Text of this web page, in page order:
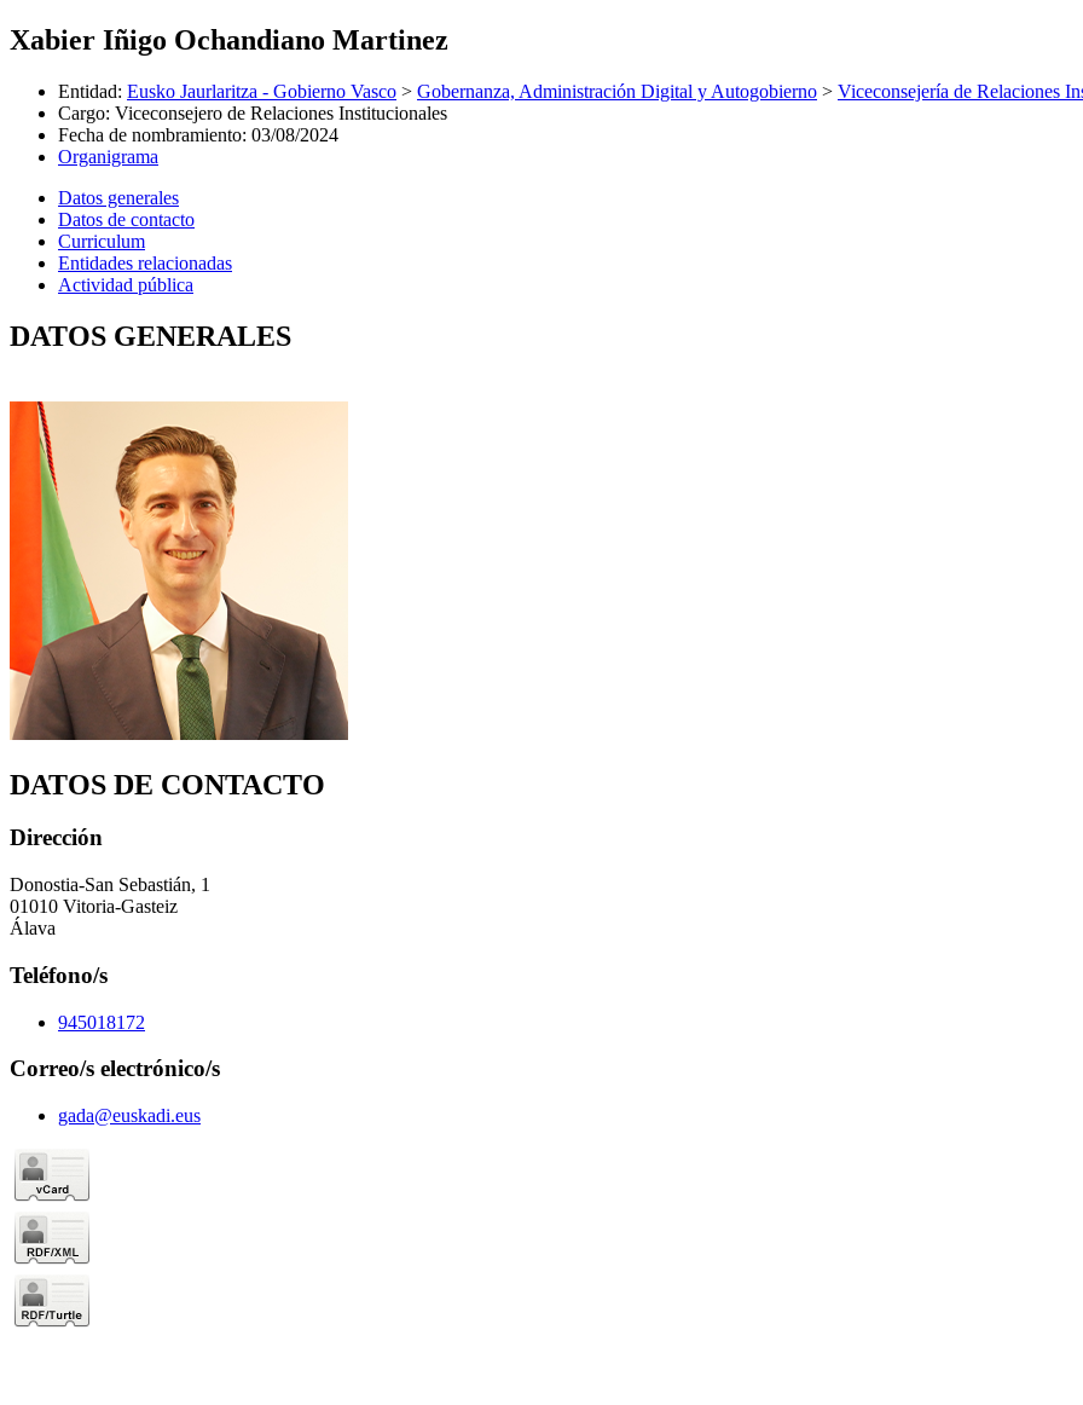
Xabier Iñigo Ochandiano Martinez
Entidad: Eusko Jaurlaritza - Gobierno Vasco > Gobernanza, Administración Digital y Autogobierno > Viceconsejería de Relaciones
Cargo: Viceconsejero de Relaciones Institucionales
Fecha de nombramiento: 03/08/2024
Organigrama
Datos generales
Datos de contacto
Curriculum
Entidades relacionadas
Actividad pública
DATOS GENERALES
DATOS DE CONTACTO
Dirección
Donostia-San Sebastián, 1
01010 Vitoria-Gasteiz
Álava
Teléfono/s
945018172
Correo/s electrónico/s
gada@euskadi.eus